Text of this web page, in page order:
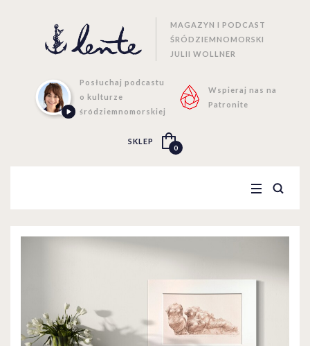
MAGAZYN I PODCAST
ŚRÓDZIEMNOMORSKI
JULII WOLLNER
Posłuchaj podcastu
o kulturze
śródziemnomorskiej
Wspieraj nas na
Patronite
SKLEP
0